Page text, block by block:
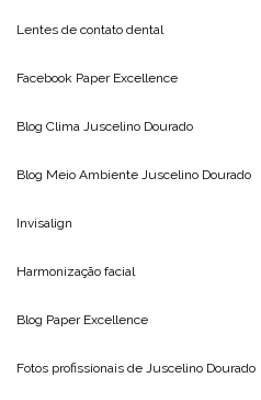
Lentes de contato dental
Facebook Paper Excellence
Blog Clima Juscelino Dourado
Blog Meio Ambiente Juscelino Dourado
Invisalign
Harmonização facial
Blog Paper Excellence
Fotos profissionais de Juscelino Dourado